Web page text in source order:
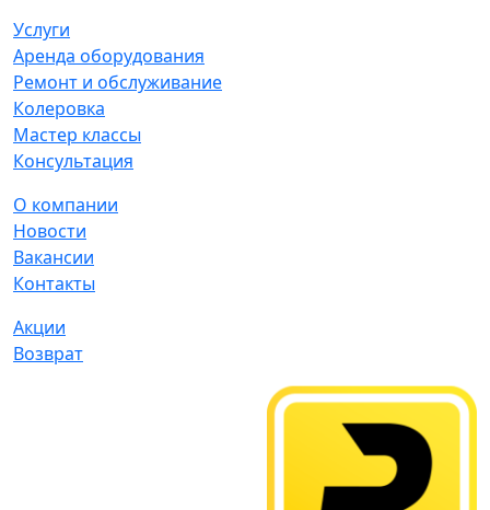
Услуги
Аренда оборудования
Ремонт и обслуживание
Колеровка
Мастер классы
Консультация
О компании
Новости
Вакансии
Контакты
Акции
Возврат